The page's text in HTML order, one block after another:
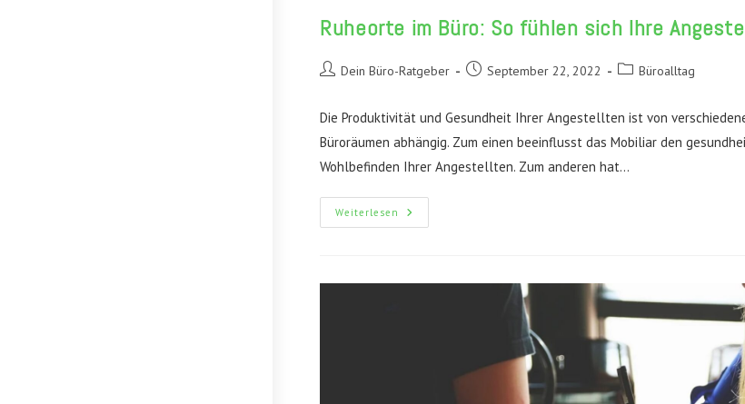
Ruheorte im Büro: So fühlen sich Ihre
Beitrags-Dein Büro-Ratgeber
BeitragSeptember 22, 2022
Beitrags-
Büroalltag
Die Produktivität und Gesundheit Ihrer Angestellten ist von
Büroräumen abhängig. Zum einen beeinflusst das Mobiliar den
Wohlbefinden Ihrer Angestellten. Zum anderen hat…
Weiterlesen Ruheorte
Im
Ihre